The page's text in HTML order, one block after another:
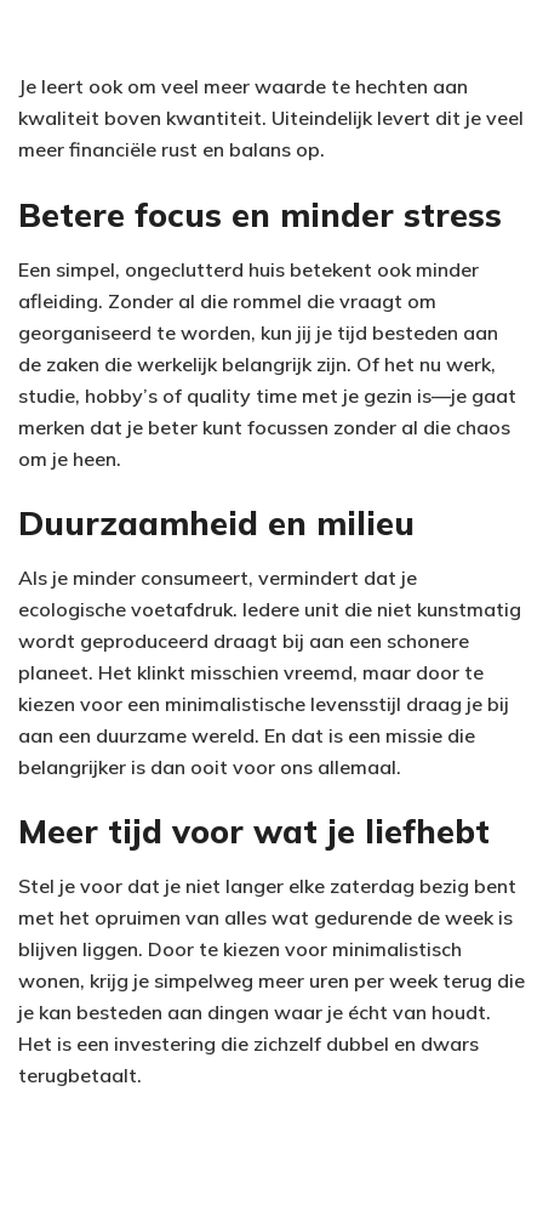
Je leert ook om veel meer waarde te hechten aan
kwaliteit boven kwantiteit. Uiteindelijk levert dit je veel
meer financiële rust en balans op.
Betere focus en minder stress
Een simpel, ongeclutterd huis betekent ook minder
afleiding. Zonder al die rommel die vraagt om
georganiseerd te worden, kun jij je tijd besteden aan
de zaken die werkelijk belangrijk zijn. Of het nu werk,
studie, hobby’s of quality time met je gezin is—je gaat
merken dat je beter kunt focussen zonder al die chaos
om je heen.
Duurzaamheid en milieu
Als je minder consumeert, vermindert dat je
ecologische voetafdruk. Iedere unit die niet kunstmatig
wordt geproduceerd draagt bij aan een schonere
planeet. Het klinkt misschien vreemd, maar door te
kiezen voor een minimalistische levensstijl draag je bij
aan een duurzame wereld. En dat is een missie die
belangrijker is dan ooit voor ons allemaal.
Meer tijd voor wat je liefhebt
Stel je voor dat je niet langer elke zaterdag bezig bent
met het opruimen van alles wat gedurende de week is
blijven liggen. Door te kiezen voor minimalistisch
wonen, krijg je simpelweg meer uren per week terug die
je kan besteden aan dingen waar je écht van houdt.
Het is een investering die zichzelf dubbel en dwars
terugbetaalt.